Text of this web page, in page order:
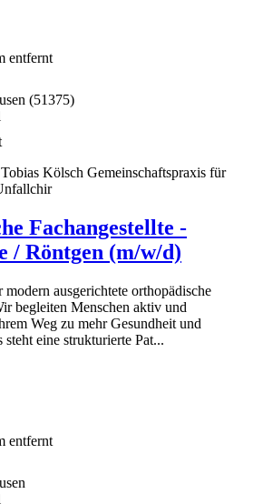
entfernt
(51375)
Kölsch Gemeinschaftspraxis für
Fachangestellte -
/ Röntgen (m/w/d)
modern ausgerichtete orthopädische
begleiten Menschen aktiv und
Weg zu mehr Gesundheit und
eine strukturierte Pat...
entfernt